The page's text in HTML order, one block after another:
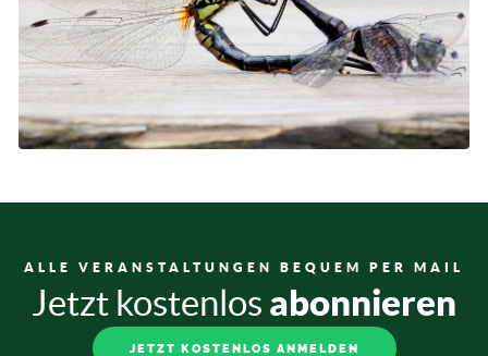
ALLE VERANSTALTUNGEN BEQUEM PER MAIL
Jetzt kostenlos abonnieren
JETZT KOSTENLOS ANMELDEN